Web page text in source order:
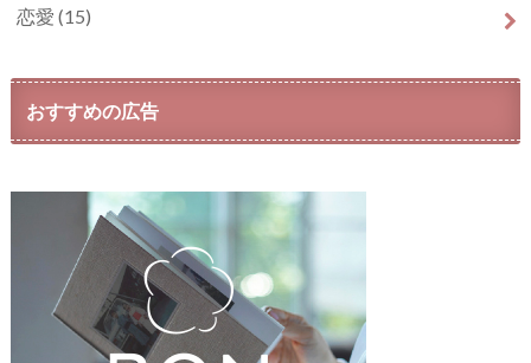
恋愛 (15)
おすすめの広告